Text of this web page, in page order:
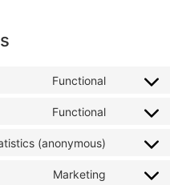
Functional
Functional
(anonymous)
Marketing